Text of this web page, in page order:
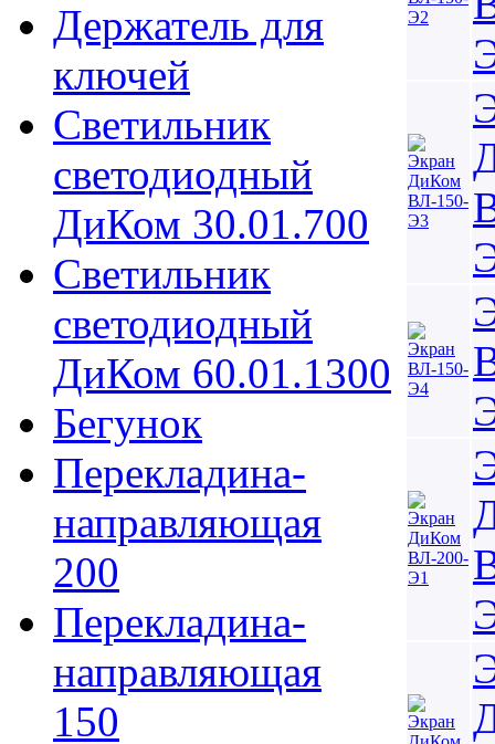
Держатель для
ключей
Светильник
светодиодный
ДиКом 30.01.700
Светильник
светодиодный
ДиКом 60.01.1300
Бегунок
Перекладина-
направляющая
200
Перекладина-
направляющая
150